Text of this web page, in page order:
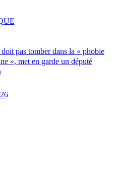
pas tomber dans la « phobie
», met en garde un député